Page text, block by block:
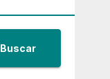
Buscar